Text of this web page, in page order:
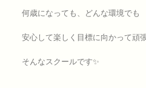
何歳になっても、どんな環境でも
安心して楽しく目標に向かって頑
そんなスクールです✨